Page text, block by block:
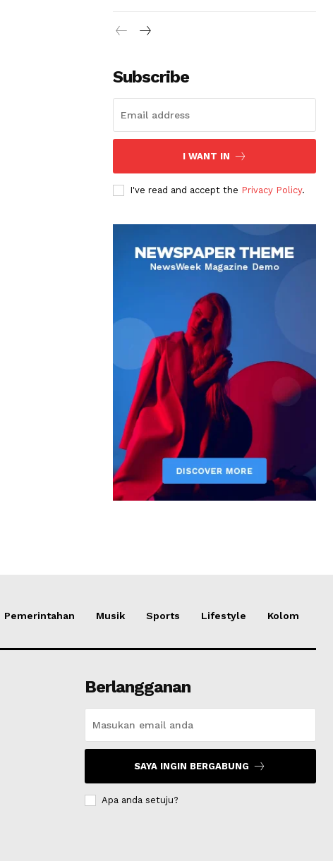
Subscribe
I WANT IN
I've read and accept the Privacy Policy.
Pemerintahan Musik Sports Lifestyle Kolom
Berlangganan
SAYA INGIN BERGABUNG
Apa anda setuju?